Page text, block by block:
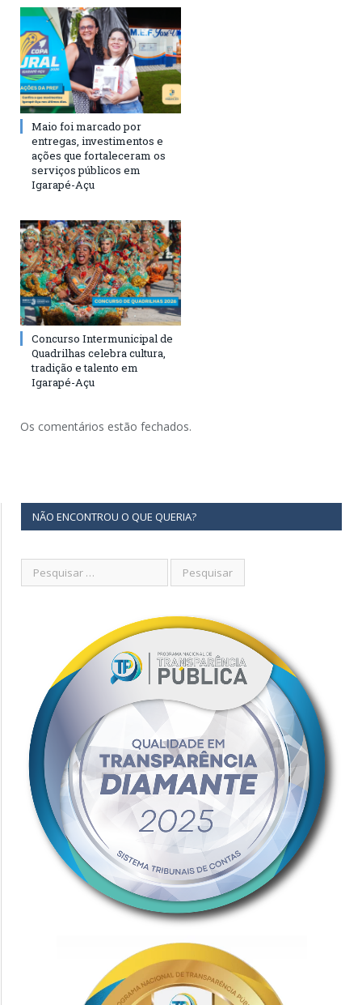
Maio foi marcado por
entregas, investimentos e
ações que fortaleceram os
serviços públicos em
Igarapé-Açu
Concurso Intermunicipal de
Quadrilhas celebra cultura,
tradição e talento em
Igarapé-Açu
Os comentários estão fechados.
NÃO ENCONTROU O QUE QUERIA?